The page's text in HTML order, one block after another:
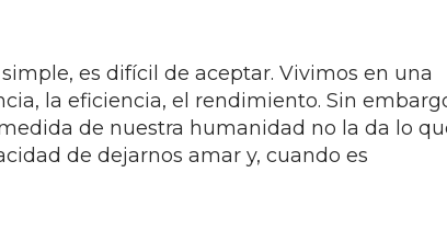
es difícil de aceptar. Vivimos en una
la eficiencia, el rendimiento. Sin
de nuestra humanidad no la da lo
de dejarnos amar y, cuando es